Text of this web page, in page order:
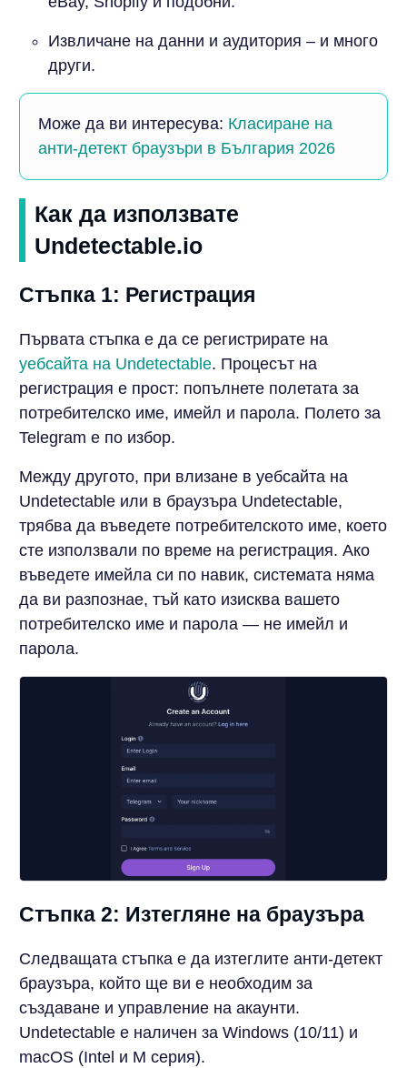
Извличане на данни и аудитория – и много
други.
Може да ви интересува: Класиране на
анти-детект браузъри в България 2026
Как да използвате
Undetectable.io
Стъпка 1: Регистрация
Първата стъпка е да се регистрирате на
уебсайта на Undetectable. Процесът на
регистрация е прост: попълнете полетата за
потребителско име, имейл и парола. Полето за
Telegram е по избор.
Между другото, при влизане в уебсайта на
Undetectable или в браузъра Undetectable,
трябва да въведете потребителското име, което
сте използвали по време на регистрация. Ако
въведете имейла си по навик, системата няма
да ви разпознае, тъй като изисква вашето
потребителско име и парола — не имейл и
парола.
Стъпка 2: Изтегляне на браузъра
Следващата стъпка е да изтеглите анти-детект
браузъра, който ще ви е необходим за
създаване и управление на акаунти.
Undetectable е наличен за Windows (10/11) и
macOS (Intel и M серия).